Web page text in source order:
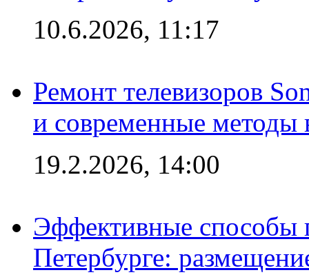
10.6.2026, 11:17
Ремонт телевизоров
и современные методы
19.2.2026, 14:00
Эффективные способы
Петербурге: